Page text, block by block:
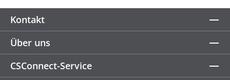
Kontakt
Über uns
CSConnect-Service